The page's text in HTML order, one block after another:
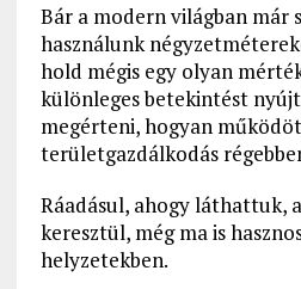
Bár a modern világban már
használunk
hold mégis egy olyan
különleges betekintést
megérteni, hogyan
területgazdálkodás
Ráadásul, ahogy láthattuk,
keresztül, még ma is
helyzetekben.